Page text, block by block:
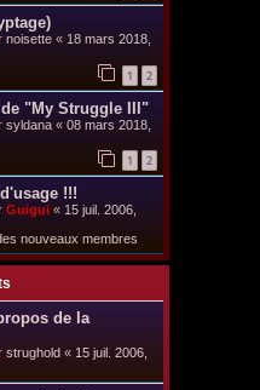
noisette « 18 mars 2018,
1 2
"My Struggle III"
syldana « 08 mars 2018,
1 2
!!!
Guigui « 15 juil. 2006,
nouveaux membres
de la
strughold « 15 juil. 2006,